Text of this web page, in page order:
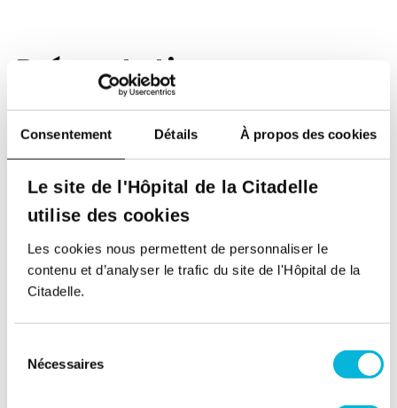
Consentement Détails À propos des cookies
Le site de l'Hôpital de la Citadelle
utilise des cookies
Les cookies nous permettent de personnaliser le
contenu et d’analyser le trafic du site de l'Hôpital de la
Citadelle.
Nécessaires
Présentation
Gynécologue externe uniquement pour les
accouchements.
Retour à tous nos spécialistes